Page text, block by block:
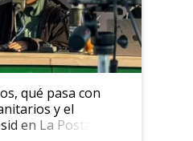
qué pasa con
y el
en La Posta